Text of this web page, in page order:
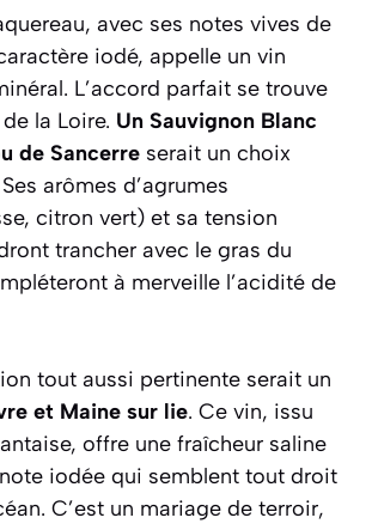
poêle avec un
circulaire du poignet.
va fondre doucement et
à la sauce, lui donnant
magnifique et une
Ne remettez
la poêle sur le feu, car le
séparerait de la sauce.
et vins
avec ses notes vives de
iodé, appelle un vin
L’accord parfait se trouve
la Loire.Un Sauvignon Blanc
de Sancerre serait un choix